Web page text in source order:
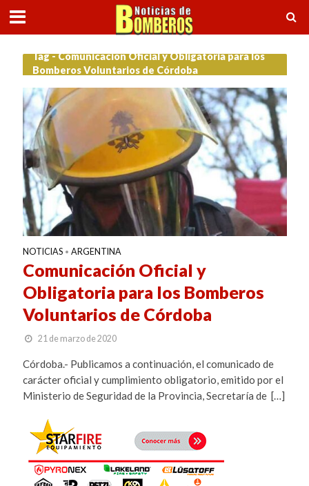
Tag - Comunicación Oficial y Obligatoria para los
Bomberos Voluntarios de Córdoba
NOTICIAS • ARGENTINA
Comunicación Oficial y
Obligatoria para los Bomberos
Voluntarios de Córdoba
21 de marzo de 2020
Córdoba.- Publicamos a continuación, el comunicado de
carácter oficial y cumplimiento obligatorio, emitido por el
Ministerio de Seguridad de la Provincia, Secretaría de […]